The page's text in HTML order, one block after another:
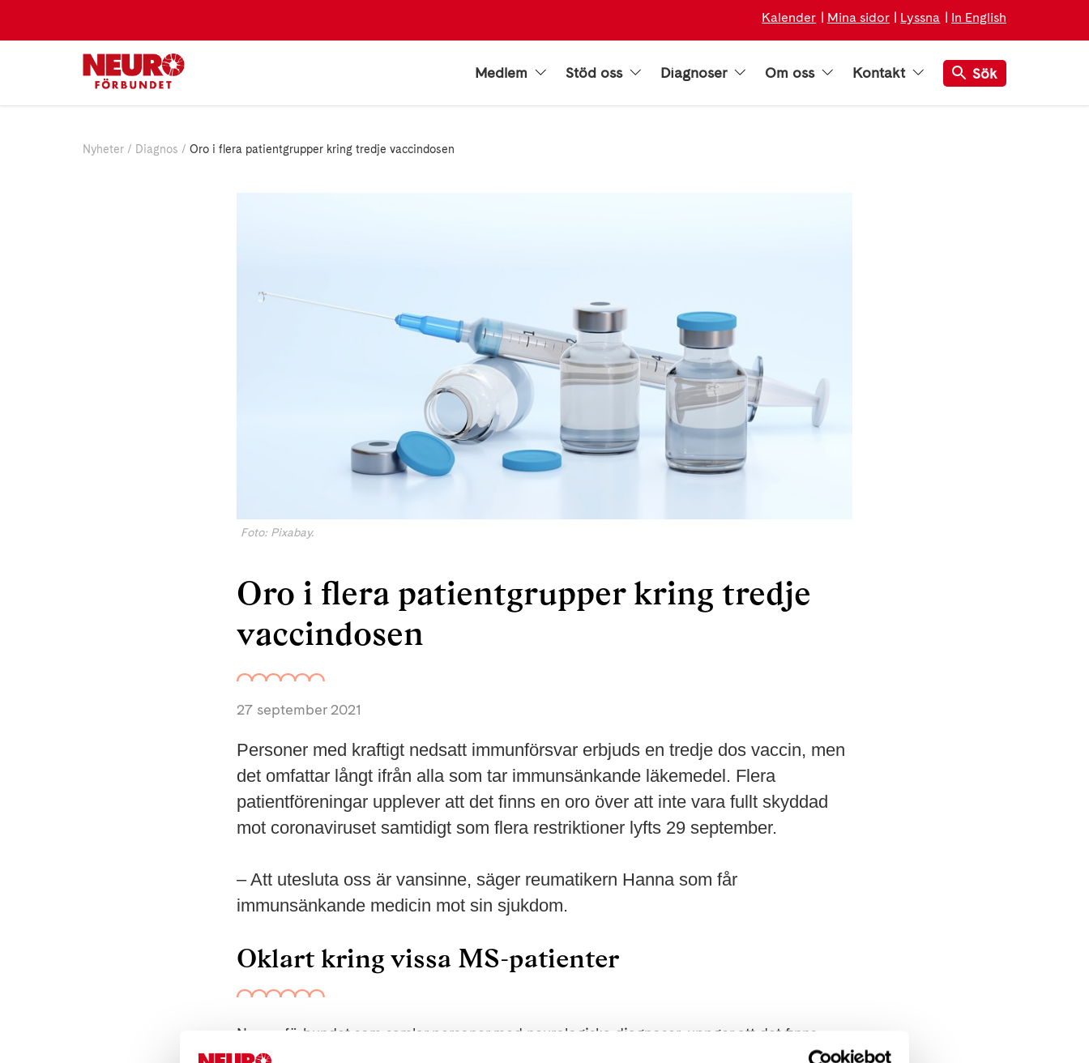
Kalender Mina sidor Lyssna In English
Medlem Stöd oss Diagnoser Om oss Kontakt Sök
Nyheter Diagnos Oro i flera patientgrupper kring tredje vaccindosen
Foto: Pixabay.
Oro i flera patientgrupper kring tredje
vaccindosen
27 september 2021
Personer med kraftigt nedsatt immunförsvar erbjuds en tredje dos vaccin, men
det omfattar långt ifrån alla som tar immunsänkande läkemedel. Flera
patientföreningar upplever att det finns en oro över att inte vara fullt skyddad
mot coronaviruset samtidigt som flera restriktioner lyfts 29 september.
– Att utesluta oss är vansinne, säger reumatikern Hanna som får
immunsänkande medicin mot sin sjukdom.
Oklart kring vissa MS-patienter
Neuro, förbundet som samlar personer med neurologiska diagnoser, uppger att det finns
frågetecken kring cirka 6 000 MS-patienter som behandlas med starkt immunsänkande